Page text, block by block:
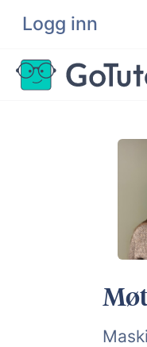
Logg inn
Søk
Bli privatlærer